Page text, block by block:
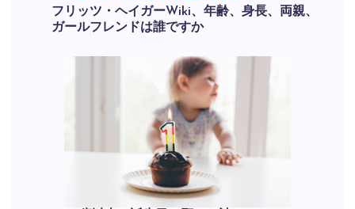
フリッツ・ヘイガーWiki、年齢、身長、両親、
ガールフレンドは誰ですか